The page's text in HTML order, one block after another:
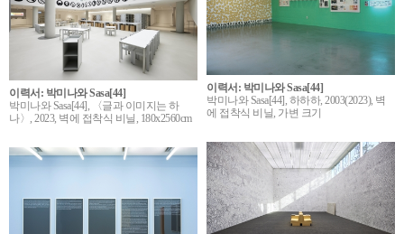
이력서: 박미나와 Sasa[44]
박미나와 Sasa[44], 하하하, 2003(2023), 벽
에 접착식 비닐, 가변 크기
이력서: 박미나와 Sasa[44]
박미나와 Sasa[44], 〈글과 이미지는 하
나〉, 2023, 벽에 접착식 비닐, 180x2560cm